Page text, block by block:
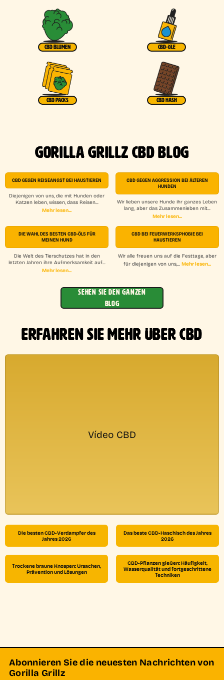
CBD BLUMEN CBD-ÖLE
CBD PACKS CBD HASH
GORILLA GRILLZ CBD BLOG
CBD GEGEN REISEANGST BEI HAUSTIEREN
Diejenigen von uns, die mit Hunden oder
Katzen leben, wissen, dass Reisen...
Mehr lesen...
CBD GEGEN AGGRESSION BEI ÄLTEREN
HUNDEN
Wir lieben unsere Hunde ihr ganzes Leben
lang, aber das Zusammenleben mit...
Mehr lesen...
DIE WAHL DES BESTEN CBD-ÖLS FÜR
MEINEN HUND
Die Welt des Tierschutzes hat in den
letzten Jahren ihre Aufmerksamkeit auf...
Mehr lesen...
CBD BEI FEUERWERKSPHOBIE BEI
HAUSTIEREN
Wir alle freuen uns auf die Festtage, aber
für diejenigen von uns,... Mehr lesen...
SEHEN SIE DEN GANZEN
BLOG
ERFAHREN SIE MEHR ÜBER CBD
Vídeo CBD
Die besten CBD-Verdampfer des
Jahres 2026
Das beste CBD-Haschisch des Jahres
2026
Trockene braune Knospen: Ursachen,
Prävention und Lösungen
CBD-Pflanzen gießen: Häufigkeit,
Wasserqualität und fortgeschrittene
Techniken
Abonnieren Sie die neuesten Nachrichten von
Gorilla Grillz